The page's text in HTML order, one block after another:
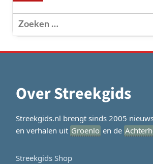
Zoeken
naar:
Over Streekgids
Streekgids.nl brengt sinds 2005
en verhalen uit Groenlo en de
Streekgids Shop